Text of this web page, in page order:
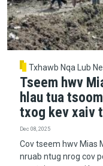
Txhawb Nqa Lub
Tseem hwv
hlau tua
txog kev xaiv
Dec 08, 2025
Cov tseem hwv Mias
nruab ntug nrog cov